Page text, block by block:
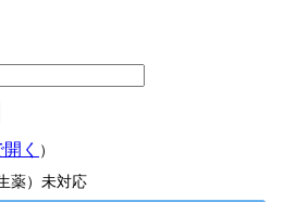
く ）
薬）未対応